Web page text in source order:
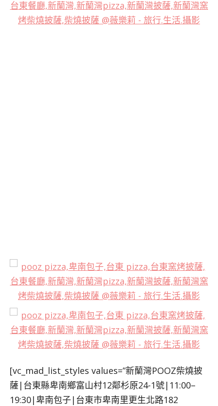
[vc_mad_list_styles values=”新蘭灣POOZ柴燒披
薩|台東縣卑南鄉富山村12鄰杉原24-1號|11:00–
19:30|卑南包子|台東市卑南里更生北路182